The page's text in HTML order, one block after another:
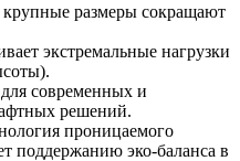
крупные размеры сокращают
экстремальные нагрузки
современных и
решений.
проницаемого
поддержанию эко‑баланса в